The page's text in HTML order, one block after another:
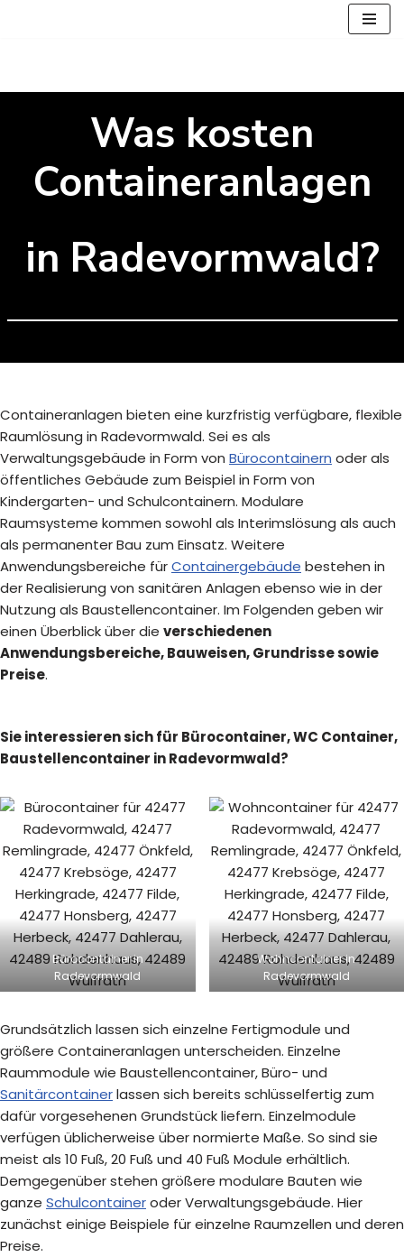
springen
Was kosten
Containeranlagen
in Radevormwald?
Containeranlagen bieten eine kurzfristig verfügbare, flexible
Raumlösung in Radevormwald. Sei es als
Verwaltungsgebäude in Form von Bürocontainern oder als
öffentliches Gebäude zum Beispiel in Form von
Kindergarten- und Schulcontainern. Modulare
Raumsysteme kommen sowohl als Interimslösung als auch
als permanenter Bau zum Einsatz. Weitere
Anwendungsbereiche fürContainergebäude bestehen in
der Realisierung von sanitären Anlagen ebenso wie in der
Nutzung als Baustellencontainer. Im Folgenden geben wir
einen Überblick über die verschiedenen
Anwendungsbereiche, Bauweisen, Grundrisse sowie
Preise.
Sie interessieren sich für Bürocontainer, WC Container,
Baustellencontainer in Radevormwald?
Bürocontainer in
Radevormwald
Wohncontainer in
Radevormwald
Grundsätzlich lassen sich einzelne Fertigmodule und
größere Containeranlagen unterscheiden. Einzelne
Raummodule wie Baustellencontainer, Büro- und
Sanitärcontainerlassen sich bereits schlüsselfertig zum
dafür vorgesehenen Grundstück liefern. Einzelmodule
verfügen üblicherweise über normierte Maße. So sind sie
meist als 10 Fuß, 20 Fuß und 40 Fuß Module erhältlich.
Demgegenüber stehen größere modulare Bauten wie
ganze Schulcontaineroder Verwaltungsgebäude. Hier
zunächst einige Beispiele für einzelne Raumzellen und deren
Preise.